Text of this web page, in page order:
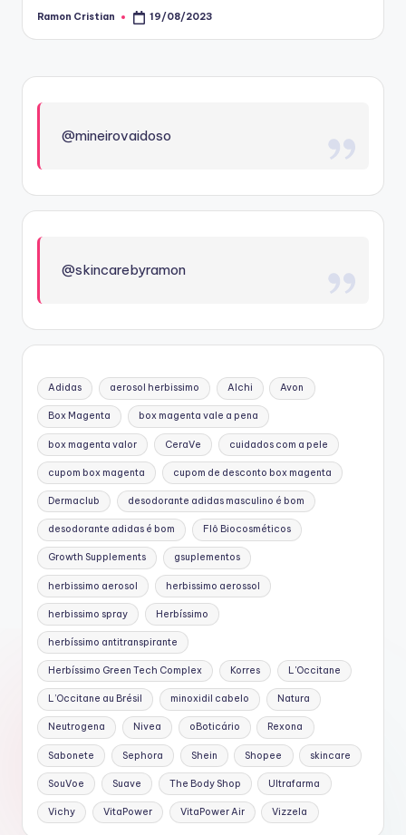
Posted
Ramon Cristian 19/08/2023
@mineirovaidoso
@skincarebyramon
Adidas aerosol herbissimo Alchi Avon
Box Magenta box magenta vale a pena
box magenta valor CeraVe cuidados com a pele
cupom box magenta cupom de desconto box magenta
Dermaclub desodorante adidas masculino é bom
desodorante adidas é bom Flô Biocosméticos
Growth Supplements gsuplementos
herbissimo aerosol herbissimo aerossol
herbissimo spray Herbíssimo
herbíssimo antitranspirante
Herbíssimo Green Tech Complex Korres L'Occitane
L’Occitane au Brésil minoxidil cabelo Natura
Neutrogena Nivea oBoticário Rexona
Sabonete Sephora Shein Shopee skincare
SouVoe Suave The Body Shop Ultrafarma
Vichy VitaPower VitaPower Air Vizzela